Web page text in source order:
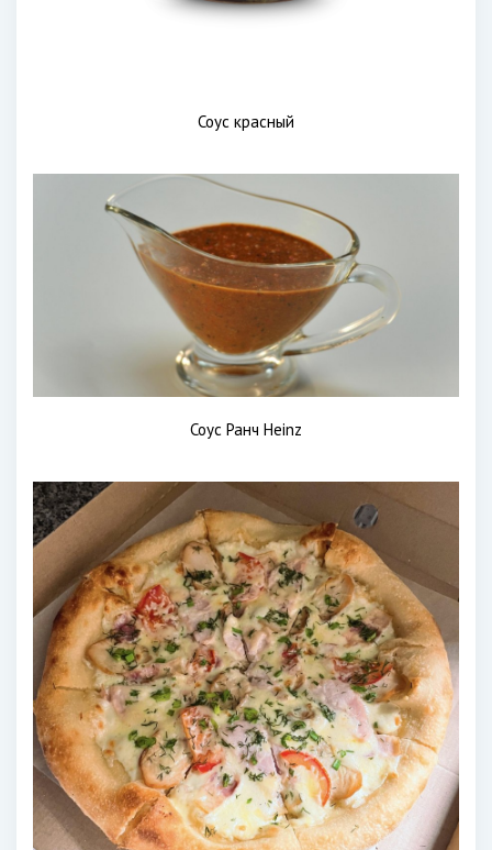
Соус красный
Соус Ранч Heinz